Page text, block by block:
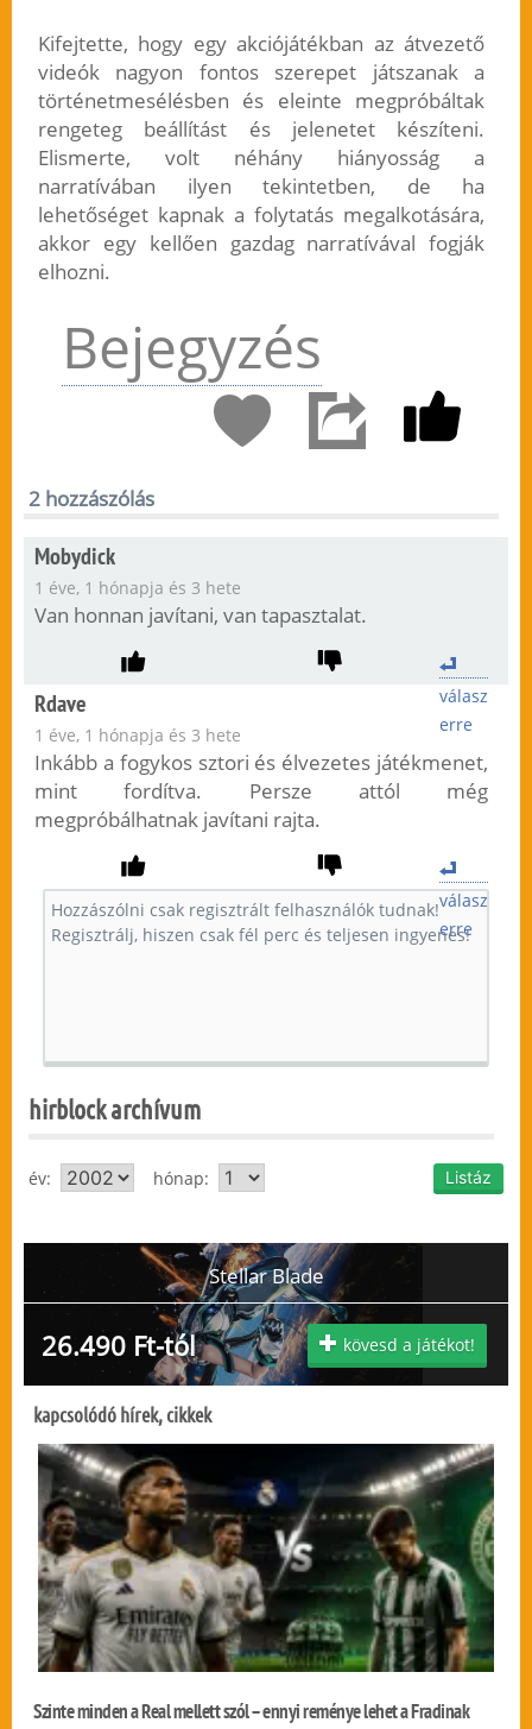
Kifejtette, hogy egy akciójátékban az átvezető
videók nagyon fontos szerepet játszanak a
történetmesélésben és eleinte megpróbáltak
rengeteg beállítást és jelenetet készíteni.
Elismerte, volt néhány hiányosság a
narratívában ilyen tekintetben, de ha
lehetőséget kapnak a folytatás megalkotására,
akkor egy kellően gazdag narratívával fogják
elhozni.
Bejegyzés
2 hozzászólás
Mobydick
1 éve, 1 hónapja és 3 hete
Van honnan javítani, van tapasztalat.
válasz
erre
Rdave
1 éve, 1 hónapja és 3 hete
Inkább a fogykos sztori és élvezetes játékmenet,
mint fordítva. Persze attól még
megpróbálhatnak javítani rajta.
válasz
erre
hirblock archívum
év: hónap:
Stellar Blade
26.490 Ft-tól kövesd a játékot!
kapcsolódó hírek, cikkek
Szinte minden a Real mellett szól – ennyi reménye lehet a Fradinak